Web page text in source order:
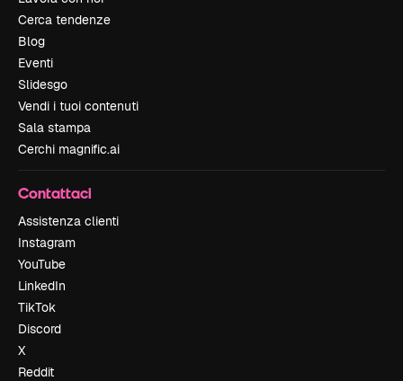
Cerca tendenze
Blog
Eventi
Slidesgo
Vendi i tuoi contenuti
Sala stampa
Cerchi magnific.ai
Contattaci
Assistenza clienti
Instagram
YouTube
LinkedIn
TikTok
Discord
X
Reddit